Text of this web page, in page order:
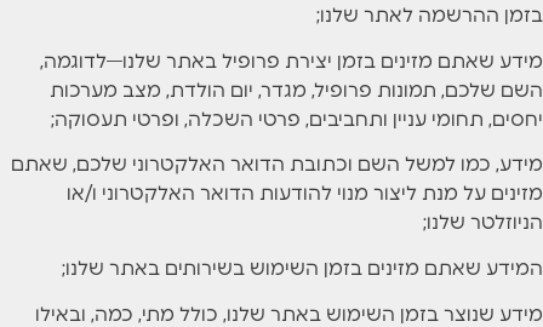
בזמן ההרשמה לאתר שלנו;
מידע שאתם מזינים בזמן יצירת פרופיל באתר שלנו—לדוגמה,
השם שלכם, תמונות פרופיל, מגדר, יום הולדת, מצב מערכות
יחסים, תחומי עניין ותחביבים, פרטי השכלה, ופרטי תעסוקה;
מידע, כמו למשל השם וכתובת הדואר האלקטרוני שלכם, שאתם
מזינים על מנת ליצור מנוי להודעות הדואר האלקטרוני ו/או
הניוזלטר שלנו;
המידע שאתם מזינים בזמן השימוש בשירותים באתר שלנו;
מידע שנוצר בזמן השימוש באתר שלנו, כולל מתי, כמה, ובאילו